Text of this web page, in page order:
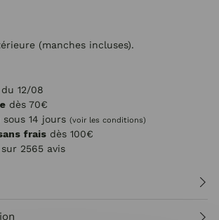
(manches incluses).
12/08
dès 70€
sous 14 jours (voir les conditions)
frais dès 100€
sur 2565 avis